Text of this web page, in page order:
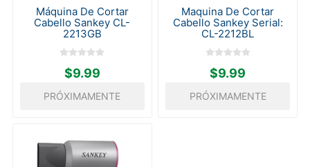
Máquina De Cortar
Cabello Sankey CL-
2213GB
$9.99
PRÓXIMAMENTE
Maquina De Cortar
Cabello Sankey Serial:
CL-2212BL
$9.99
PRÓXIMAMENTE